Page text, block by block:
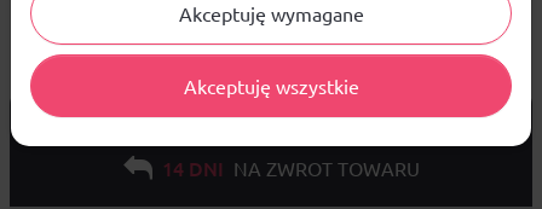
DARMOWA WYSYŁKAod 299 PLN
14 DNI NA ZWROT TOWARU
Akceptuję wymagane
Akceptuję wszystkie